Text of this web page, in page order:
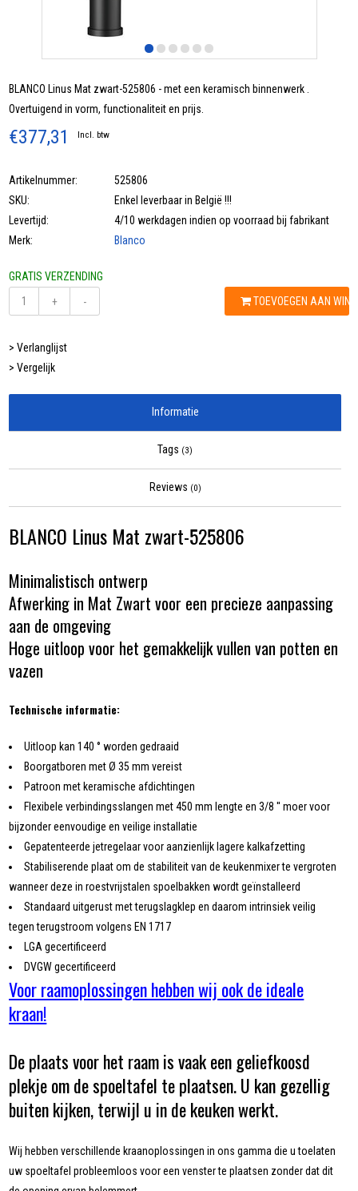
BLANCO Linus Mat zwart-525806 - met een keramisch binnenwerk .
Overtuigend in vorm, functionaliteit en prijs.
€377,31 Incl. btw
Artikelnummer:
525806
SKU:
Enkel leverbaar in België !!!
Levertijd:
4/10 werkdagen indien op voorraad bij fabrikant
Merk:
Blanco
GRATIS VERZENDING
+
- TOEVOEGEN AAN
> Verlanglijst
> Vergelijk
Informatie
Tags (3)
Reviews (0)
BLANCO Linus Mat zwart-525806
Minimalistisch ontwerp
Afwerking in Mat Zwart voor een precieze aanpassing
aan de omgeving
Hoge uitloop voor het gemakkelijk vullen van potten en
vazen
Technische informatie:
Uitloop kan 140 ° worden gedraaid
Boorgatboren met Ø 35 mm vereist
Patroon met keramische afdichtingen
Flexibele verbindingsslangen met 450 mm lengte en 3/8 '' moer voor
bijzonder eenvoudige en veilige installatie
Gepatenteerde jetregelaar voor aanzienlijk lagere kalkafzetting
Stabiliserende plaat om de stabiliteit van de keukenmixer te vergroten
wanneer deze in roestvrijstalen spoelbakken wordt geïnstalleerd
Standaard uitgerust met terugslagklep en daarom intrinsiek veilig
tegen terugstroom volgens EN 1717
LGA gecertificeerd
DVGW gecertificeerd
Voor raamoplossingen hebben wij ook de ideale
kraan!
De plaats voor het raam is vaak een geliefkoosd
plekje om de spoeltafel te plaatsen. U kan gezellig
buiten kijken, terwijl u in de keuken werkt.
Wij hebben verschillende kraanoplossingen in ons gamma die u toelaten
uw spoeltafel probleemloos voor een venster te plaatsen zonder dat dit